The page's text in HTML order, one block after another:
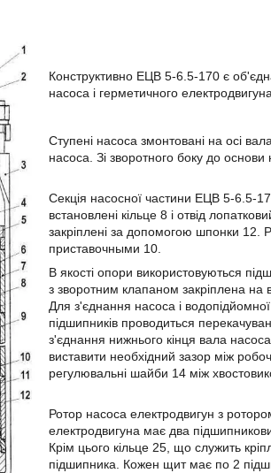
Конструктивно ЕЦВ 5-6.5-170 є
насоса і герметичного електродвигуна.
Ступені насоса змонтовані на осі
насоса. Зі зворотного боку до
Секція насосної частини ЕЦВ 5-6.5-
встановлені кільце 8 і отвід
закріплені за допомогою шпонки 12.
приставочными 10.
В якості опори використовуються
з зворотним клапаном закріплена на
Для з'єднання насоса і
підшипників проводиться
з'єднання нижнього кінця вала
виставити необхідний зазор між
регулювальні шайби 14 між
Ротор насоса електродвигун з
електродвигуна має два
Крім цього кільце 25, що служить
підшипника. Кожен щит має по 2